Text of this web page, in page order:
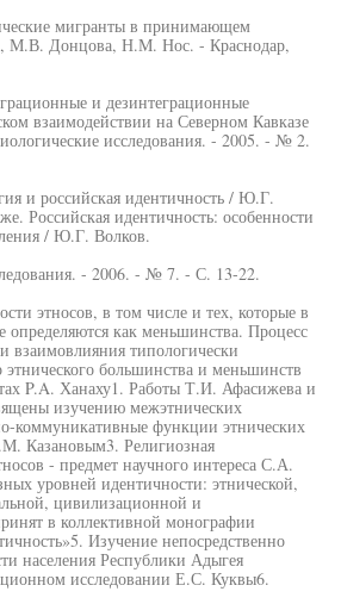
мигранты в принимающем
М.В. Донцова, Н.М. Нос. - Краснодар,
и дезинтеграционные
взаимодействии на Северном Кавказе
исследования. - 2005. - № 2.
и российская идентичность / Ю.Г.
Российская идентичность: особенности
/ Ю.Г. Волков.
- 2006. - № 7. - С. 13-22.
этносов, в том числе и тех, которые в
определяются как меньшинства. Процесс
взаимовлияния типологически
этнического большинства и меньшинств
P.A. Ханаху1. Работы Т.И. Афасижева и
изучению межэтнических
коммуникативные функции этнических
Казановым3. Религиозная
- предмет научного интереса С.А.
уровней идентичности: этнической,
цивилизационной и
в коллективной монографии
Изучение непосредственно
населения Республики Адыгея
исследовании Е.С. Куквы6.